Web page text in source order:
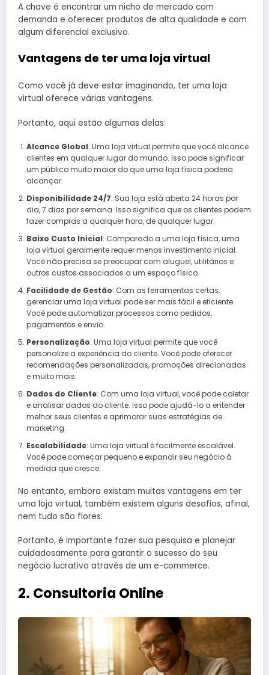
A chave é encontrar um nicho de mercado com
demanda e oferecer produtos de alta qualidade e com
algum diferencial exclusivo.
Vantagens de ter uma loja virtual
Como você já deve estar imaginando, ter uma loja
virtual oferece várias vantagens.
Portanto, aqui estão algumas delas:
Alcance Global: Uma loja virtual permite que você alcance
clientes em qualquer lugar do mundo. Isso pode significar
um público muito maior do que uma loja física poderia
alcançar.
Disponibilidade 24/7: Sua loja está aberta 24 horas por
dia, 7 dias por semana. Isso significa que os clientes podem
fazer compras a qualquer hora, de qualquer lugar.
Baixo Custo Inicial: Comparado a uma loja física, uma
loja virtual geralmente requer menos investimento inicial.
Você não precisa se preocupar com aluguel, utilitários e
outros custos associados a um espaço físico.
Facilidade de Gestão: Com as ferramentas certas,
gerenciar uma loja virtual pode ser mais fácil e eficiente.
Você pode automatizar processos como pedidos,
pagamentos e envio.
Personalização: Uma loja virtual permite que você
personalize a experiência do cliente. Você pode oferecer
recomendações personalizadas, promoções direcionadas
e muito mais.
Dados do Cliente: Com uma loja virtual, você pode coletar
e analisar dados do cliente. Isso pode ajudá-lo a entender
melhor seus clientes e aprimorar suas estratégias de
marketing.
Escalabilidade: Uma loja virtual é facilmente escalável.
Você pode começar pequeno e expandir seu negócio à
medida que cresce.
No entanto, embora existam muitas vantagens em ter
uma loja virtual, também existem alguns desafios, afinal,
nem tudo são flores.
Portanto, é importante fazer sua pesquisa e planejar
cuidadosamente para garantir o sucesso do seu
negócio lucrativo através de um e-commerce.
2. Consultoria Online